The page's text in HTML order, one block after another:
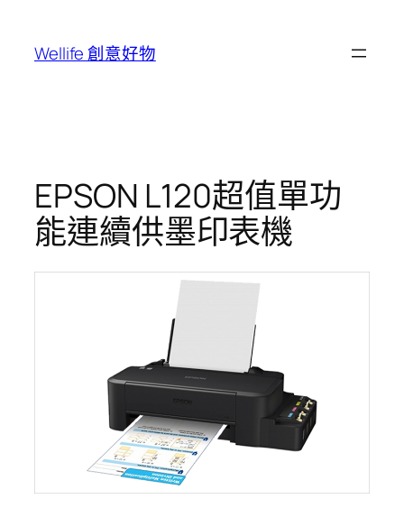
Wellife 創意好物
EPSON L120超值單功
能連續供墨印表機